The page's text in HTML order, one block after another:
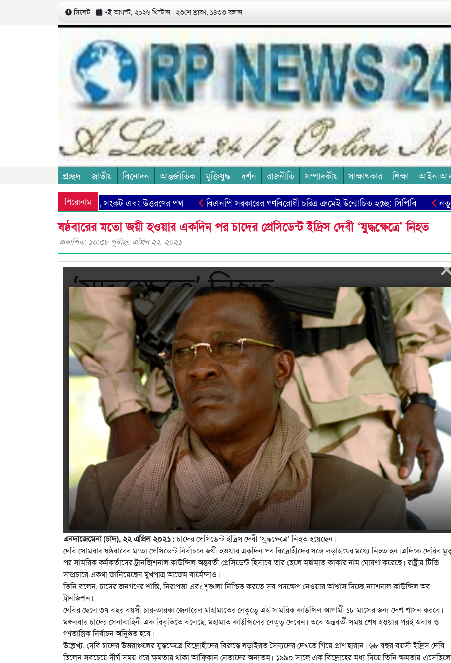
সিলেট ৭ই আগস্ট, ২০২৬ খ্রিস্টাব্দ | ২৩শে শ্রাবণ, ১৪৩৩ বঙ্গাব্দ
প্রচ্ছদ জাতীয় বিনোদন আন্তর্জাতিক মুক্তিযুদ্ধ দর্শন রাজনীতি সম্পাদকীয় সাক্ষাৎকার শিক্ষা আইন
শিরোনাম
সিলেট: সম্ভাবনা, সংকট এবং উত্তরণের পথ বিএনপি সরকারের গণবিরোধী চরিত্র ক্রমেই উন্মোচিত হচ্ছে: সিপিবি নতুন মজুরী
ষষ্ঠবারের মতো জয়ী হওয়ার একদিন পর চাদের প্রেসিডেন্ট ইদ্রিস দেবী ‘যুদ্ধক্ষেত্রে’ নিহত
প্রকাশিত: ১০:৩৮ পূর্বাহ্ণ, এপ্রিল ২২, ২০২১
এনদাজেমেনা (চাদ), ২২ এপ্রিল ২০২১ :চাদের প্রেসিডেন্ট ইদ্রিস দেবী ‘যুদ্ধক্ষেত্রে’ নিহত হয়েছেন।
দেবি সোমবার ষষ্ঠবারের মতো প্রেসিডেন্ট নির্বাচনে জয়ী হওয়ার একদিন পর বিদ্রোহীদের সঙ্গে লড়াইয়ের মধ্যে নিহত হন।এদিকে দেবির
পর সামরিক কর্মকর্তাদের ট্রানজিশনাল কাউন্সিল অন্তবর্তী প্রেসিডেন্ট হিসাবে তার ছেলে মহামাত কাকার নাম ঘোষণা করেছে। রাষ্ট্রীয় টিভি
সম্প্রচারে একথা জানিয়েছেন মুখপাত্র আজেম বার্মেন্দাও।
তিনি বলেন, চাদের জনগণের শান্তি, নিরাপত্তা এবং শৃঙ্খলা নিশ্চিত করতে সব পদক্ষেপ নেওয়ার আশ্বাস দিচ্ছে ন্যাশনাল কাউন্সিল অব
ট্রানজিশন।
দেবির ছেলে ৩৭ বছর বয়সী চার-তারকা জেনারেল মাহামাতের নেতৃত্বে এই সামরিক কাউন্সিল আগামী ১৮ মাসের জন্য দেশ শাসন করবে।
মঙ্গলবার চাদের সেনাবাহিনী এক বিবৃতিতে বলেছে, মহামাত কাউন্সিলের নেতৃত্ব দেবেন। তবে অন্তবর্তী সময় শেষ হওয়ার পরই অবাধ ও
গণতান্ত্রিক নির্বাচন অনুিষ্ঠত হবে।
উল্লেখ্য, দেবি চাদের উত্তরাঞ্চলের যুদ্ধক্ষেত্রে বিদ্রোহীদের বিরুদ্ধে লড়াইরত সৈন্যদের দেখতে গিয়ে প্রাণ হারান। ৬৮ বছর বয়সী ইদ্রিস দেবি
ছিলেন সবচেয়ে দীর্ঘ সময় ধরে ক্ষমতায় থাকা আফ্রিকান নেতাদের অন্যতম। ১৯৯০ সালে এক বিদ্রোহের মধ্য দিয়ে তিনি ক্ষমতায়